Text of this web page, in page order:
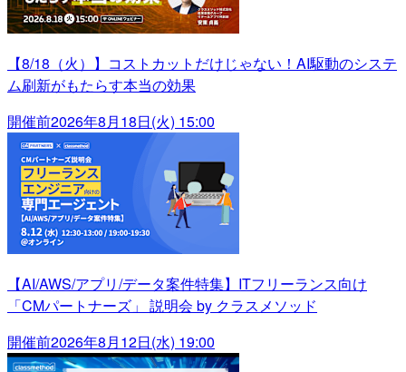
【8/18（火）】コストカットだけじゃない！AI駆動のシステ
ム刷新がもたらす本当の効果
開催前2026年8月18日(火) 15:00
【AI/AWS/アプリ/データ案件特集】ITフリーランス向け
「CMパートナーズ」 説明会 by クラスメソッド
開催前2026年8月12日(水) 19:00